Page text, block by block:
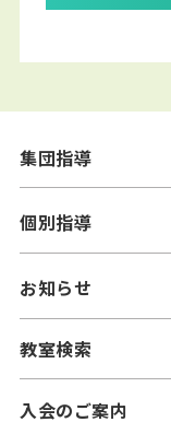
お知らせ
教室検索
入会のご案内
集団指導
ニスコ進学スクール
━小学生コース
━中学生コース
━中学生コース
個別指導
ニスコパーソナル
━小学生コース
━中学生コース
━高校生コース